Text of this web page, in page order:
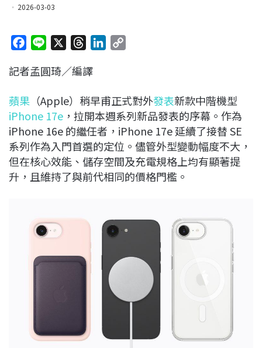
2026-03-03
c
b
o
o
k
n
r
a
d
s
e
d
I
n
L
i
n
k
記者孟圓琦／編譯
蘋果 （Apple）稍早甫正式對外發表新款中階機型
iPhone 17e ，拉開本週系列新品發表的序幕。作為
iPhone 16e 的繼任者，iPhone 17e 延續了接替 SE
系列作為入門首選的定位。儘管外型變動幅度不大，
但在核心效能、儲存空間及充電規格上均有顯著提
升，且維持了與前代相同的價格門檻。